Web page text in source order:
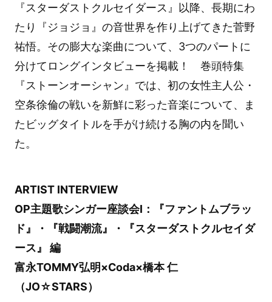
『スターダストクルセイダース』以降、長期にわ
たり『ジョジョ』の音世界を作り上げてきた菅野
祐悟。その膨大な楽曲について、3つのパートに
分けてロングインタビューを掲載！ 巻頭特集
『ストーンオーシャン』では、初の女性主人公・
空条徐倫の戦いを新鮮に彩った音楽について、ま
たビッグタイトルを手がけ続ける胸の内を聞い
た。
ARTIST INTERVIEW
OP主題歌シンガー座談会Ⅰ：『ファントムブラッ
ド』・『戦闘潮流』・『スターダストクルセイダ
ース』 編
富永TOMMY弘明×Coda×橋本 仁
（JO☆STARS）